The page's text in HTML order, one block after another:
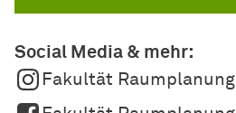
Social Media & mehr:
Fakultät Raumplanung